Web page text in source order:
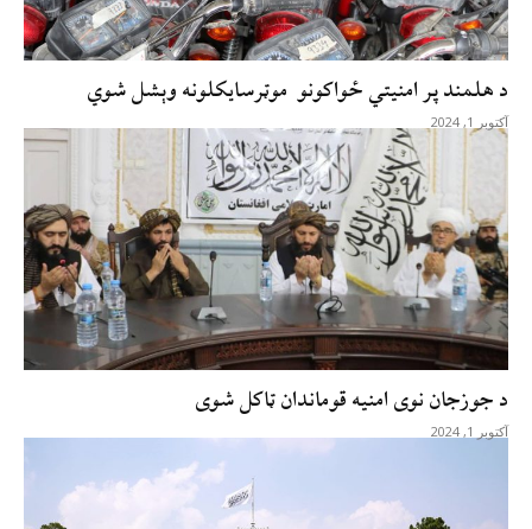
د هلمند پر امنيتي ځواکونو موټرسايکلونه وېشل شوي
آکتوبر 1, 2024
د جوزجان نوی امنيه قوماندان ټاکل شوی
آکتوبر 1, 2024